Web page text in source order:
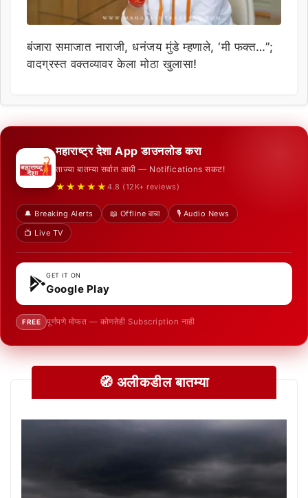
बंजारा समाजात नाराजी, धनंजय मुंडे म्हणाले, ‘मी फक्त…”;
वादग्रस्त वक्तव्यावर केला मोठा खुलासा!
महाराष्ट्र देशा App डाउनलोड करा
ताज्या बातम्या सर्वात आधी — Notifications सकट!
★★★★★ 4.8 (12K+ reviews)
🔔 Breaking Alerts 📖 Offline वाचा
🎙️ Audio News
📺 Live TV
GET IT ON
Google Play
FREE पूर्णपणे मोफत — कोणतेही Subscription नाही
🧭 अलीकडील बातम्या